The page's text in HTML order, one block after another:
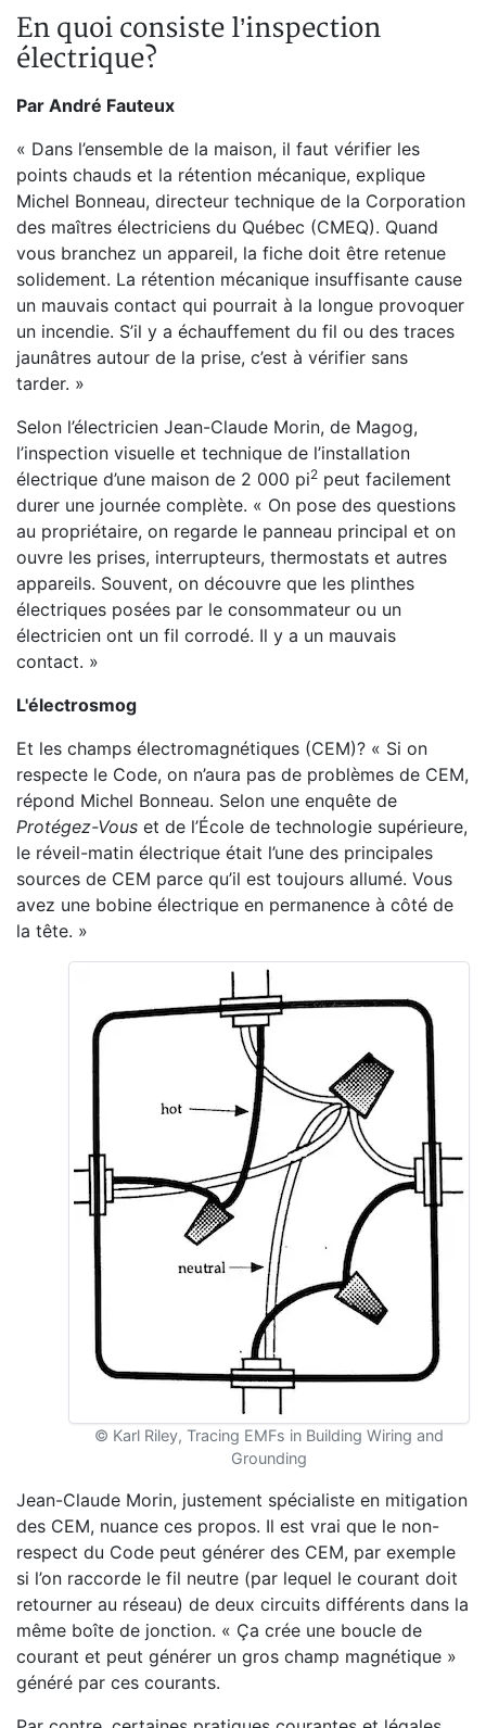
En quoi consiste l’inspection
électrique?
Par André Fauteux
« Dans l’ensemble de la maison, il faut vérifier les
points chauds et la rétention mécanique, explique
Michel Bonneau, directeur technique de la Corporation
des maîtres électriciens du Québec (CMEQ). Quand
vous branchez un appareil, la fiche doit être retenue
solidement. La rétention mécanique insuffisante cause
un mauvais contact qui pourrait à la longue provoquer
un incendie. S’il y a échauffement du fil ou des traces
jaunâtres autour de la prise, c’est à vérifier sans
tarder. »
Selon l’électricien Jean-Claude Morin, de Magog,
l’inspection visuelle et technique de l’installation
électrique d’une maison de 2 000 pi2 peut facilement
durer une journée complète. « On pose des questions
au propriétaire, on regarde le panneau principal et on
ouvre les prises, interrupteurs, thermostats et autres
appareils. Souvent, on découvre que les plinthes
électriques posées par le consommateur ou un
électricien ont un fil corrodé. Il y a un mauvais
contact. »
L'électrosmog
Et les champs électromagnétiques (CEM)? « Si on
respecte le Code, on n’aura pas de problèmes de CEM,
répond Michel Bonneau. Selon une enquête de
Protégez-Vous et de l’École de technologie supérieure,
le réveil-matin électrique était l’une des principales
sources de CEM parce qu’il est toujours allumé. Vous
avez une bobine électrique en permanence à côté de
la tête. »
© Karl Riley, Tracing EMFs in Building Wiring and
Grounding
Jean-Claude Morin, justement spécialiste en mitigation
des CEM, nuance ces propos. Il est vrai que le non-
respect du Code peut générer des CEM, par exemple
si l’on raccorde le fil neutre (par lequel le courant doit
retourner au réseau) de deux circuits différents dans la
même boîte de jonction. « Ça crée une boucle de
courant et peut générer un gros champ magnétique »
généré par ces courants.